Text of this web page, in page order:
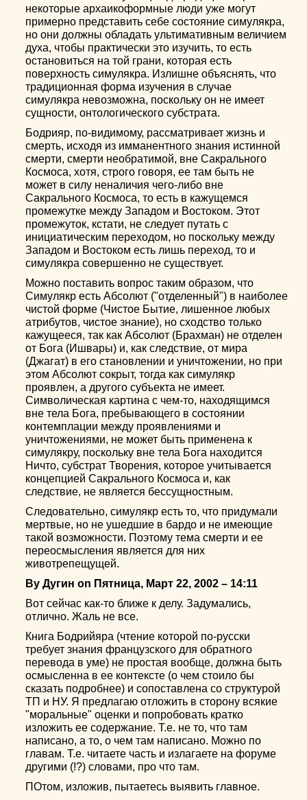
некоторые архаикоформные люди уже могут
примерно представить себе состояние симулякра,
но они должны обладать ультимативным величием
духа, чтобы практически это изучить, то есть
остановиться на той грани, которая есть
поверхность симулякра. Излишне объяснять, что
традиционная форма изучения в случае
симулякра невозможна, поскольку он не имеет
сущности, онтологического субстрата.
Бодрияр, по-видимому, рассматривает жизнь и
смерть, исходя из имманентного знания истинной
смерти, смерти необратимой, вне Сакрального
Космоса, хотя, строго говоря, ее там быть не
может в силу неналичия чего-либо вне
Сакрального Космоса, то есть в кажущемся
промежутке между Западом и Востоком. Этот
промежуток, кстати, не следует путать с
инициатическим переходом, но поскольку между
Западом и Востоком есть лишь переход, то и
симулякра совершенно не существует.
Можно поставить вопрос таким образом, что
Симулякр есть Абсолют ("отделенный") в наиболее
чистой форме (Чистое Бытие, лишенное любых
атрибутов, чистое знание), но сходство только
кажущееся, так как Абсолют (Брахман) не отделен
от Бога (Ишвары) и, как следствие, от мира
(Джагат) в его становлении и уничтожении, но при
этом Абсолют сокрыт, тогда как симулякр
проявлен, а другого субъекта не имеет.
Символическая картина с чем-то, находящимся
вне тела Бога, пребывающего в состоянии
контемплации между проявлениями и
уничтожениями, не может быть применена к
симулякру, поскольку вне тела Бога находится
Ничто, субстрат Творения, которое учитывается
концепцией Сакрального Космоса и, как
следствие, не является бессущностным.
Следовательно, симулякр есть то, что придумали
мертвые, но не ушедшие в бардо и не имеющие
такой возможности. Поэтому тема смерти и ее
переосмысления является для них
животрепещущей.
By Дугин on Пятница, Март 22, 2002 – 14:11
Вот сейчас как-то ближе к делу. Задумались,
отлично. Жаль не все.
Книга Бодрийяра (чтение которой по-русски
требует знания французского для обратного
перевода в уме) не простая вообще, должна быть
осмысленна в ее контексте (о чем стоило бы
сказать подробнее) и сопоставлена со структурой
ТП и НУ. Я предлагаю отложить в сторону всякие
"моральные" оценки и попробовать кратко
изложить ее содержание. Т.е. не то, что там
написано, а то, о чем там написано. Можно по
главам. Т.е. читаете часть и излагаете на форуме
другими (!?) словами, про что там.
ПОтом, изложив, пытаетесь выявить главное.